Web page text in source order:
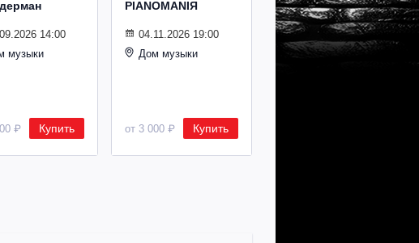
14:00
музыки
₽ Купить
PIANOMANIЯ
04.11.2026 19:00
Дом музыки
от 3 000 ₽ Купить
концерт
Владимира
Спивакова